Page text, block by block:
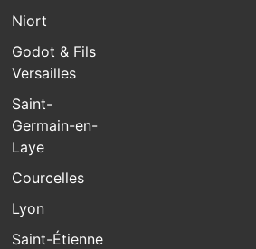
Niort
Godot & Fils
Versailles
Saint-
Germain-en-
Laye
Courcelles
Lyon
Saint-Étienne